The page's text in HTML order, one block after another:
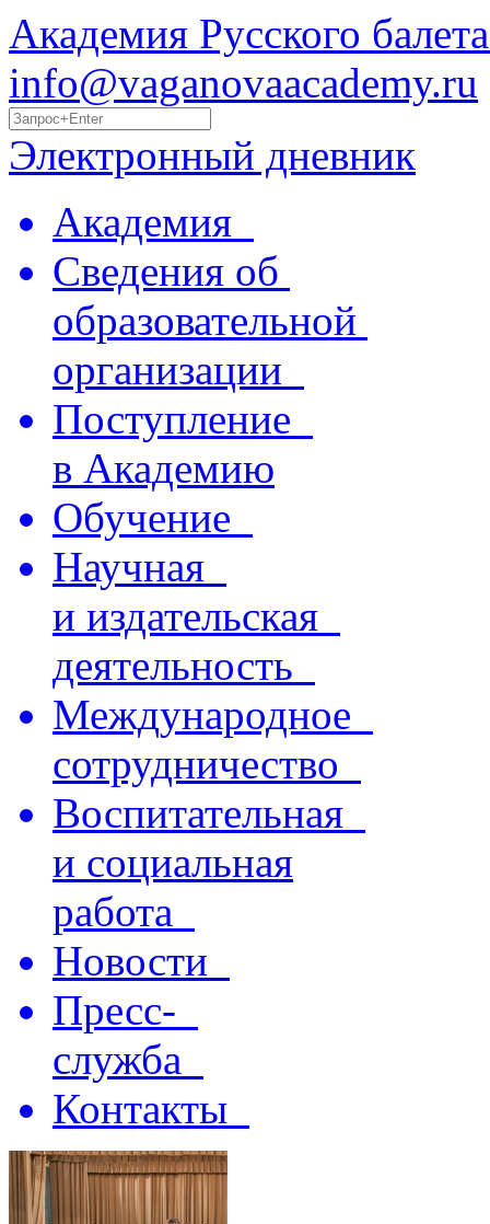
Академия Русского
info@vaganovaacademy.ru
Электронный дневник
Академия
Сведения об
образовательной
организации
Поступление
в Академию
Обучение
Научная
и издательская
деятельность
Международное
сотрудничество
Воспитательная
и социальная
работа
Новости
Пресс-
служба
Контакты